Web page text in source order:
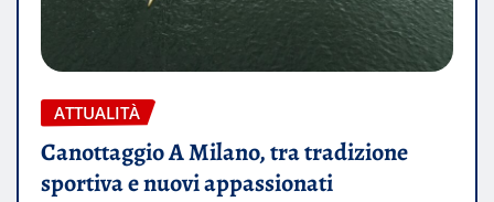
ATTUALITÀ
Canottaggio A Milano, tra tradizione
sportiva e nuovi appassionati